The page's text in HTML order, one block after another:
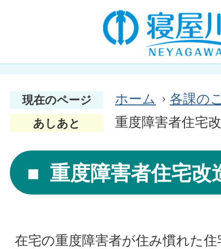
現在のページ ホーム 各課の
あしあと 重度障害者住宅
重度障害者住宅改
在宅の重度障害者が住み慣れた